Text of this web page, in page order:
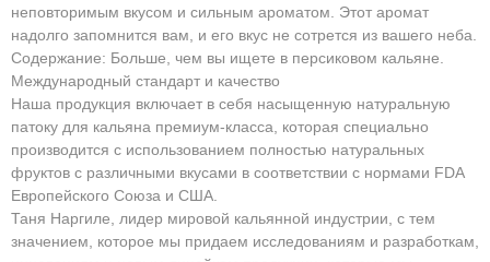
неповторимым вкусом и сильным ароматом. Этот аромат
надолго запомнится вам, и его вкус не сотрется из вашего неба.
Содержание: Больше, чем вы ищете в персиковом кальяне.
Международный стандарт и качество
Наша продукция включает в себя насыщенную натуральную
патоку для кальяна премиум-класса, которая специально
производится с использованием полностью натуральных
фруктов с различными вкусами в соответствии с нормами FDA
Европейского Союза и США.
Таня Наргиле, лидер мировой кальянной индустрии, с тем
значением, которое мы придаем исследованиям и разработкам,